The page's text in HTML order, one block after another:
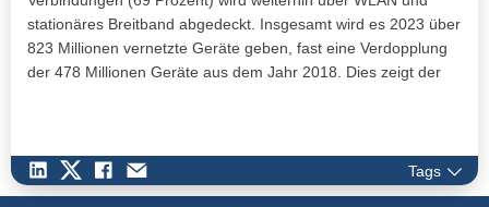
stationäres Breitband abgedeckt. Insgesamt wird es 2023 über
823 Millionen vernetzte Geräte geben, fast eine Verdopplung
der 478 Millionen Geräte aus dem Jahr 2018. Dies zeigt der
Netzwerkleistung zwischen 2018 und 2023.
Tags